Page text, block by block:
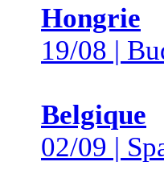
Hongrie
19/08 |
Belgique
02/09 |